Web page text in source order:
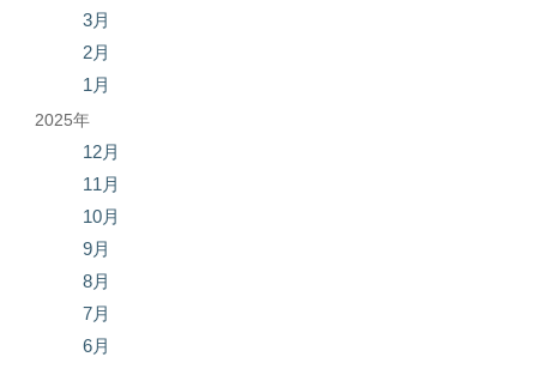
3月
2月
1月
2025年
12月
11月
10月
9月
8月
7月
6月